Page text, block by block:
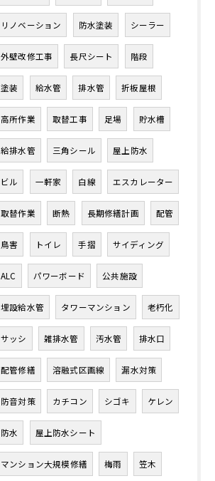
リノベーション 防水塗装 シーラー
外壁改修工事 長尺シート 階段
塗装 給水管 排水管 折板屋根
高所作業 取替工事 足場 貯水槽
給排水管 三角シール 屋上防水
ビル 一軒家 白線 エスカレーター
取替作業 断熱 長期修繕計画 配管
鳥害 トイレ 手摺 サイディング
ALC パワーボード 公共施設
埋設給水管 タワーマンション 老朽化
サッシ 雑排水管 汚水管 排水口
配管修繕 溶融式区画線 漏水対策
防音対策 カチコン シゴキ ケレン
防水 屋上防水シート
マンション大規模修繕 梅雨 笠木